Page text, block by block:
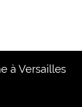
à Versailles